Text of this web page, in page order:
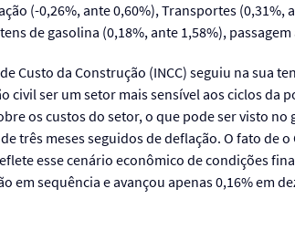
(-0,26%, ante 0,60%), Transportes
de gasolina (0,18%, ante 1,58%),
Custo da Construção (INCC) seguiu na sua
civil ser um setor mais sensível aos ciclos
os custos do setor, o que pode ser visto
três meses seguidos de deflação. O fato
esse cenário econômico de condições
em sequência e avançou apenas 0,16% em